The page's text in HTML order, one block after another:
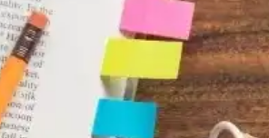
大山先生監修シリーズ～
プロがズバッと解決！〜
育の今ー